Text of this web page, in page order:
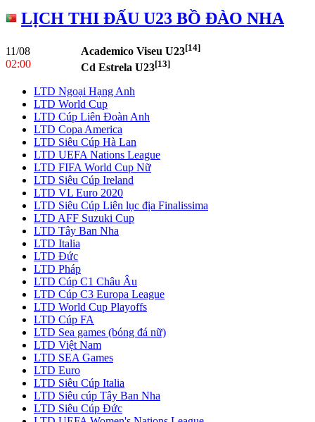
LỊCH THI ĐẤU U23 BỒ ĐÀO NHA
11/08
02:00
Academico Viseu U23[14]
Cd Estrela U23[13]
LTD Ngoại Hạng Anh
LTD World Cup
LTD Cúp Liên Đoàn Anh
LTD Copa America
LTD Siêu Cúp Hà Lan
LTD UEFA Nations League
LTD FIFA World Cup Nữ
LTD Siêu Cúp Ireland
LTD VL Euro 2020
LTD Siêu Cúp Liên lục địa Finalissima
LTD AFF Suzuki Cup
LTD Tây Ban Nha
LTD Italia
LTD Đức
LTD Pháp
LTD Cúp C1 Châu Âu
LTD Cúp C3 Europa League
LTD World Cup Playoffs
LTD Cúp FA
LTD Sea games (bóng đá nữ)
LTD Việt Nam
LTD SEA Games
LTD Euro
LTD Siêu Cúp Italia
LTD Siêu cúp Tây Ban Nha
LTD Siêu Cúp Đức